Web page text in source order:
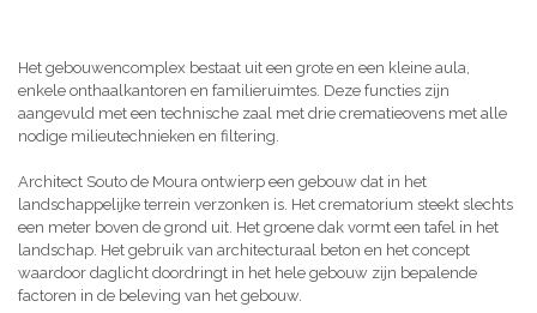
Het gebouwencomplex bestaat uit een grote en een kleine aula,
enkele onthaalkantoren en familieruimtes. Deze functies zijn
aangevuld met een technische zaal met drie crematieovens met alle
nodige milieutechnieken en filtering.
Architect Souto de Moura ontwierp een gebouw dat in het
landschappelijke terrein verzonken is. Het crematorium steekt slechts
een meter boven de grond uit. Het groene dak vormt een tafel in het
landschap. Het gebruik van architecturaal beton en het concept
waardoor daglicht doordringt in het hele gebouw zijn bepalende
factoren in de beleving van het gebouw.